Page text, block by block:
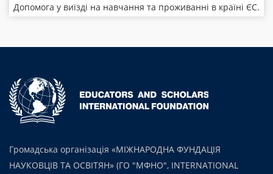
Допомога у виїзді на навчання та проживанні в країні ЄС.
Громадська організація «МІЖНАРОДНА ФУНДАЦІЯ
НАУКОВЦІВ ТА ОСВІТЯН» (ГО "МФНО", INTERNATIONAL